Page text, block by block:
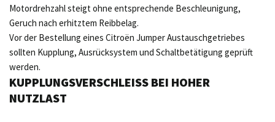
Motordrehzahl steigt ohne entsprechende Beschleunigung,
Geruch nach erhitztem Reibbelag.
Vor der Bestellung eines Citroën Jumper Austauschgetriebes
sollten Kupplung, Ausrücksystem und Schaltbetätigung geprüft
werden.
KUPPLUNGSVERSCHLEISS BEI HOHER N
UTZLAST